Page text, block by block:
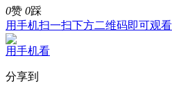
0赞 0踩
用手机扫一扫下方二维码即可观看
用手机看
分享到